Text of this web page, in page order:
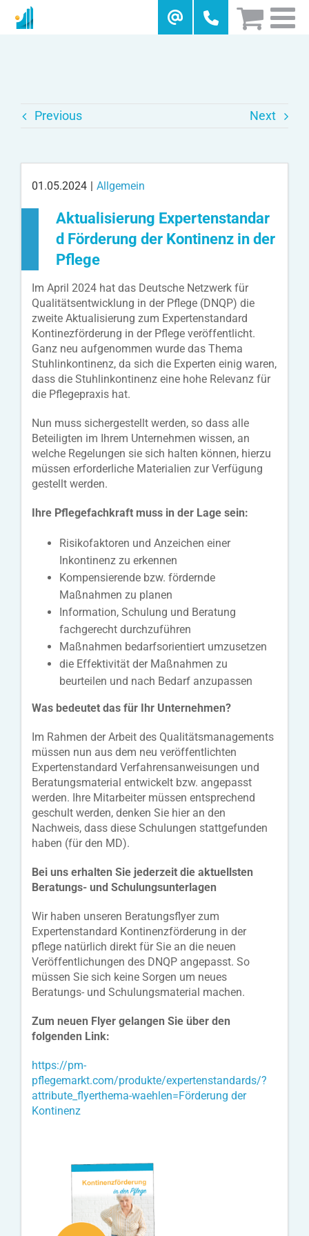
Previous Next
01.05.2024 | Allgemein
Aktualisierung Expertenstandar
d Förderung der Kontinenz in der
Pflege
Im April 2024 hat das Deutsche Netzwerk für
Qualitätsentwicklung in der Pflege (DNQP) die
zweite Aktualisierung zum Expertenstandard
Kontinezförderung in der Pflege veröffentlicht.
Ganz neu aufgenommen wurde das Thema
Stuhlinkontinenz, da sich die Experten einig waren,
dass die Stuhlinkontinenz eine hohe Relevanz für
die Pflegepraxis hat.
Nun muss sichergestellt werden, so dass alle
Beteiligten im Ihrem Unternehmen wissen, an
welche Regelungen sie sich halten können, hierzu
müssen erforderliche Materialien zur Verfügung
gestellt werden.
Ihre Pflegefachkraft muss in der Lage sein:
Risikofaktoren und Anzeichen einer
Inkontinenz zu erkennen
Kompensierende bzw. fördernde
Maßnahmen zu planen
Information, Schulung und Beratung
fachgerecht durchzuführen
Maßnahmen bedarfsorientiert umzusetzen
die Effektivität der Maßnahmen zu
beurteilen und nach Bedarf anzupassen
Was bedeutet das für Ihr Unternehmen?
Im Rahmen der Arbeit des Qualitätsmanagements
müssen nun aus dem neu veröffentlichten
Expertenstandard Verfahrensanweisungen und
Beratungsmaterial entwickelt bzw. angepasst
werden. Ihre Mitarbeiter müssen entsprechend
geschult werden, denken Sie hier an den
Nachweis, dass diese Schulungen stattgefunden
haben (für den MD).
Bei uns erhalten Sie jederzeit die aktuellsten
Beratungs- und Schulungsunterlagen
Wir haben unseren Beratungsflyer zum
Expertenstandard Kontinenzförderung in der
pflege natürlich direkt für Sie an die neuen
Veröffentlichungen des DNQP angepasst. So
müssen Sie sich keine Sorgen um neues
Beratungs- und Schulungsmaterial machen.
Zum neuen Flyer gelangen Sie über den
folgenden Link:
https://pm-
pflegemarkt.com/produkte/expertenstandards/?
attribute_flyerthema-waehlen=Förderung der
Kontinenz